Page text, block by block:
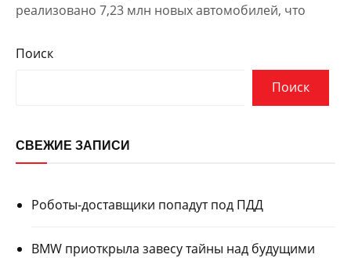
реализовано 7,23 млн новых автомобилей, что
Поиск
Поиск
СВЕЖИЕ ЗАПИСИ
Роботы-доставщики попадут под ПДД
BMW приоткрыла завесу тайны над будущими